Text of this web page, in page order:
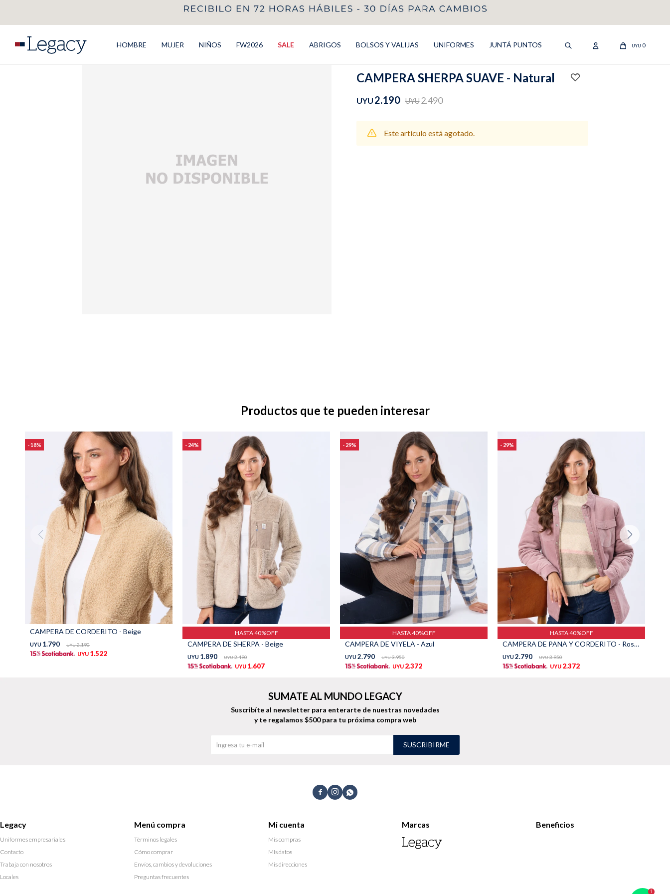
HOMBRE MUJER NIÑOS FW2026 SALE ABRIGOS BOLSOS Y VALIJAS UNIFORMES JUNTÁ PUNTOS UYU 0
CAMPERA SHERPA SUAVE - Natural
UYU 2.190 UYU2.490
Este artículo está agotado.
Productos que te pueden interesar
18
CAMPERA DE CORDERITO - Beige
UYU 1.790 UYU 2.190
UYU 1.522
24
HASTA 40%OFF
CAMPERA DE SHERPA - Beige
UYU 1.890 UYU 2.490
UYU 1.607
29
HASTA 40%OFF
CAMPERA DE VIYELA - Azul
UYU 2.790 UYU 3.950
UYU 2.372
29
HASTA 40%OFF
CAMPERA DE PANA Y CORDERITO - Rosado
UYU 2.790 UYU 3.950
UYU 2.372
  
Legacy
Uniformes empresariales
Contacto
Trabaja con nosotros
Locales
Menú compra
Términos legales
Cómo comprar
Envíos, cambios y devoluciones
Preguntas frecuentes
Mi cuenta
Mis compras
Mis datos
Mis direcciones
Marcas Beneficios
SUMATE AL MUNDO LEGACY
Suscribíte al newsletter para enterarte de nuestras novedades
y te regalamos $500 para tu próxima compra web
SUSCRIBIRME